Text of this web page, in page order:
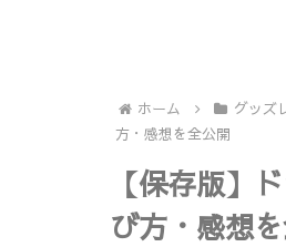
ホーム グッズ
方・感想を全公開
【保存版】
び方・感想